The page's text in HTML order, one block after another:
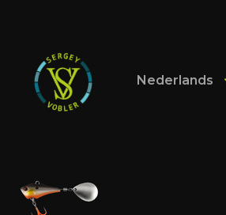
Nederlands